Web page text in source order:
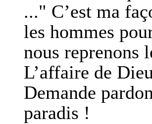
..." C’est ma
les hommes
nous reprenons
L’affaire de
Demande
paradis !